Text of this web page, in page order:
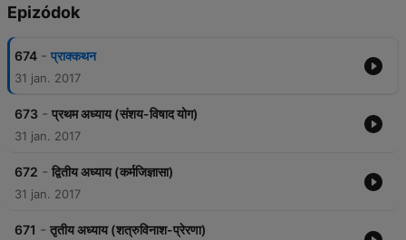
Epizódok
674 - प्राक्कथन
31 jan. 2017
673 - प्रथम अध्याय (संशय-विषाद योग)
31 jan. 2017
672 - द्वितीय अध्याय (कर्मजिज्ञासा)
31 jan. 2017
671 - तृतीय अध्याय (शत्रुविनाश-प्रेरणा)